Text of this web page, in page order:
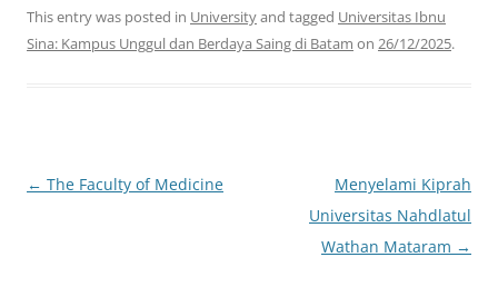
This entry was posted in Universityand tagged Universitas Ibnu
Sina: Kampus Unggul dan Berdaya Saing di Batam on 26/12/2025.
Post
← The Faculty of Medicine
Menyelami Kiprah
Universitas Nahdlatul
Wathan Mataram →